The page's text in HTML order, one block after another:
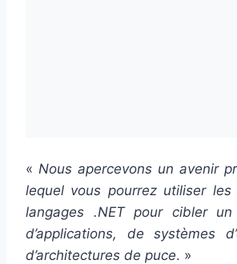
« Nous apercevons un avenir
lequel vous pourrez utiliser
langages .NET pour cibler
d’applications, de systèmes
d’architectures de puce. »